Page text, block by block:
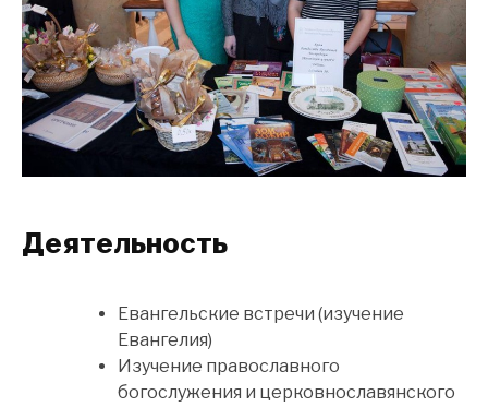
Деятельность
Евангельские встречи (изучение
Евангелия)
Изучение православного
богослужения и церковнославянского